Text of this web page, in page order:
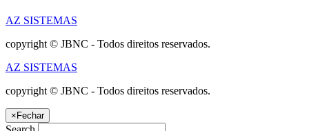
AZ SISTEMAS
copyright © JBNC - Todos direitos reservados.
AZ SISTEMAS
copyright © JBNC - Todos direitos reservados.
×Fechar